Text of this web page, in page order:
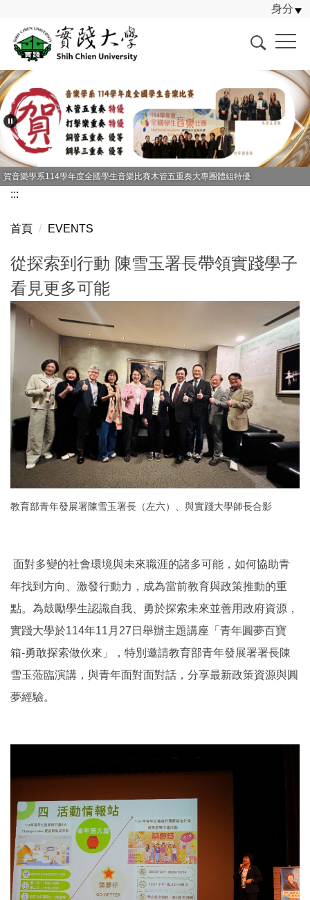
主
內
容
區
身分
恭賀林昱文副教授榮獲三獎項獲總統表揚
:::
首頁 EVENTS
從探索到行動 陳雪玉署長帶領實踐學子
看見更多可能
教育部青年發展署陳雪玉署長（左六）、與實踐大學師長合影
面對多變的社會環境與未來職涯的諸多可能，如何協助青
年找到方向、激發行動力，成為當前教育與政策推動的重
點。為鼓勵學生認識自我、勇於探索未來並善用政府資源，
實踐大學於114年11月27日舉辦主題講座「青年圓夢百寶
箱-勇敢探索做伙來」，特別邀請教育部青年發展署署長陳
雪玉蒞臨演講，與青年面對面對話，分享最新政策資源與圓
夢經驗。